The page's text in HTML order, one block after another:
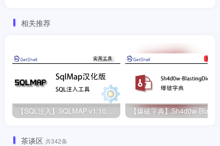
相关推荐
【SQL注入】SQLMAP v1.10.3 稳定汉化版
茶谈区 共342条